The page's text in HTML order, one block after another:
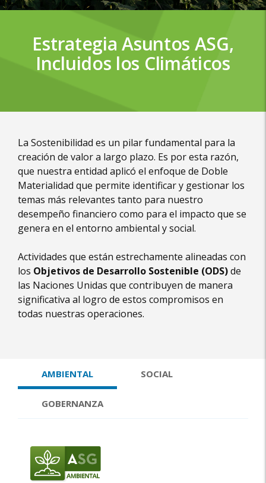
Estrategia Asuntos ASG,
Incluidos los Climáticos
La Sostenibilidad es un pilar fundamental para la
creación de valor a largo plazo. Es por esta razón,
que nuestra entidad aplicó el enfoque de Doble
Materialidad que permite identificar y gestionar los
temas más relevantes tanto para nuestro
desempeño financiero como para el impacto que se
genera en el entorno ambiental y social.
Actividades que están estrechamente alineadas con
los Objetivos de Desarrollo Sostenible (ODS)de
las Naciones Unidas que contribuyen de manera
significativa al logro de estos compromisos en
todas nuestras operaciones.
AMBIENTAL SOCIAL
GOBERNANZA